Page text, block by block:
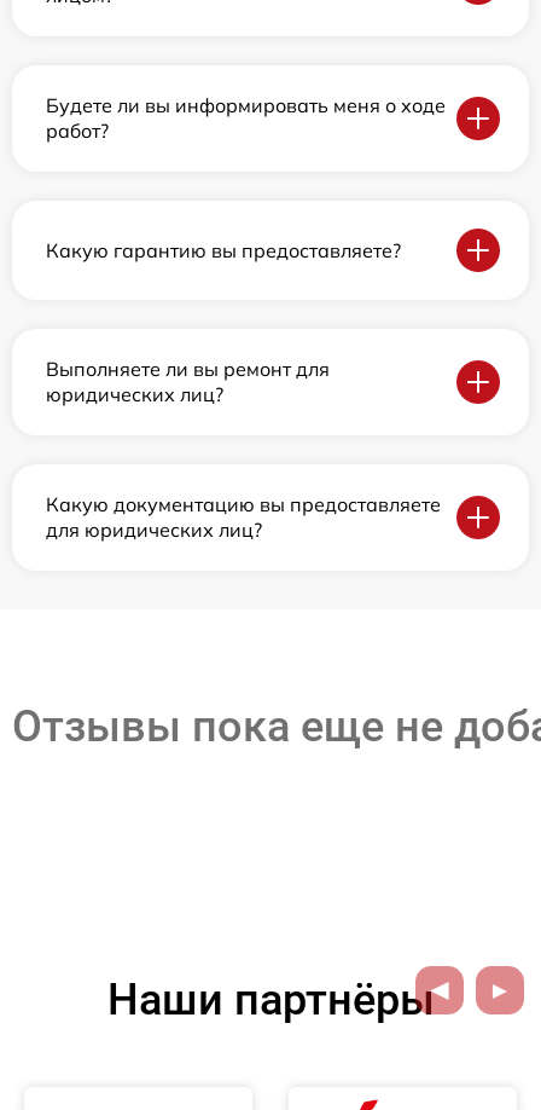
Будете ли вы информировать меня о ходе
работ?
Какую гарантию вы предоставляете?
Выполняете ли вы ремонт для
юридических лиц?
Какую документацию вы предоставляете
для юридических лиц?
Отзывы пока еще не
Наши партнёры